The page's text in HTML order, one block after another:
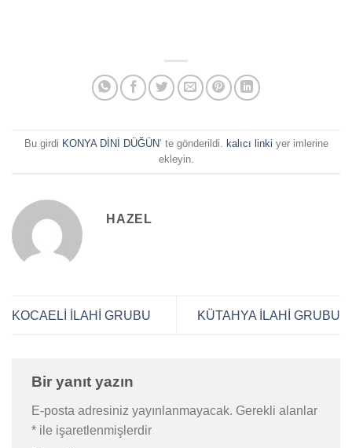
Bu girdi KONYA DİNİ DÜĞÜN’ te gönderildi. kalıcı linki yer imlerine
ekleyin.
HAZEL
KOCAELİ İLAHİ GRUBU KÜTAHYA İLAHİ GRUBU
Bir yanıt yazın
E-posta adresiniz yayınlanmayacak. Gerekli alanlar
* ile işaretlenmişlerdir